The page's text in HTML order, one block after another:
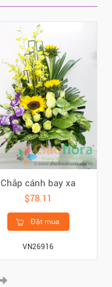
Chắp cánh bay xa
$78.11
Đặt mua
VN26916